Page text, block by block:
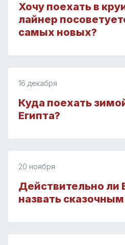
Хочу поехать в
лайнер
самых новых?
16 декабря
Куда поехать
Египта?
20 ноября
Действительно ли
назвать